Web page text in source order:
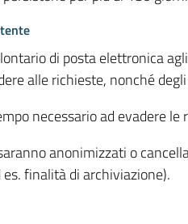
di posta elettronica
alle richieste, nonché
necessario ad evadere
anonimizzati o
finalità di archiviazione).